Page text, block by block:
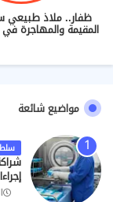
ظفار.. ملاذ طبيعي
المقيمة والمهاجرة
مواضيع شائعة